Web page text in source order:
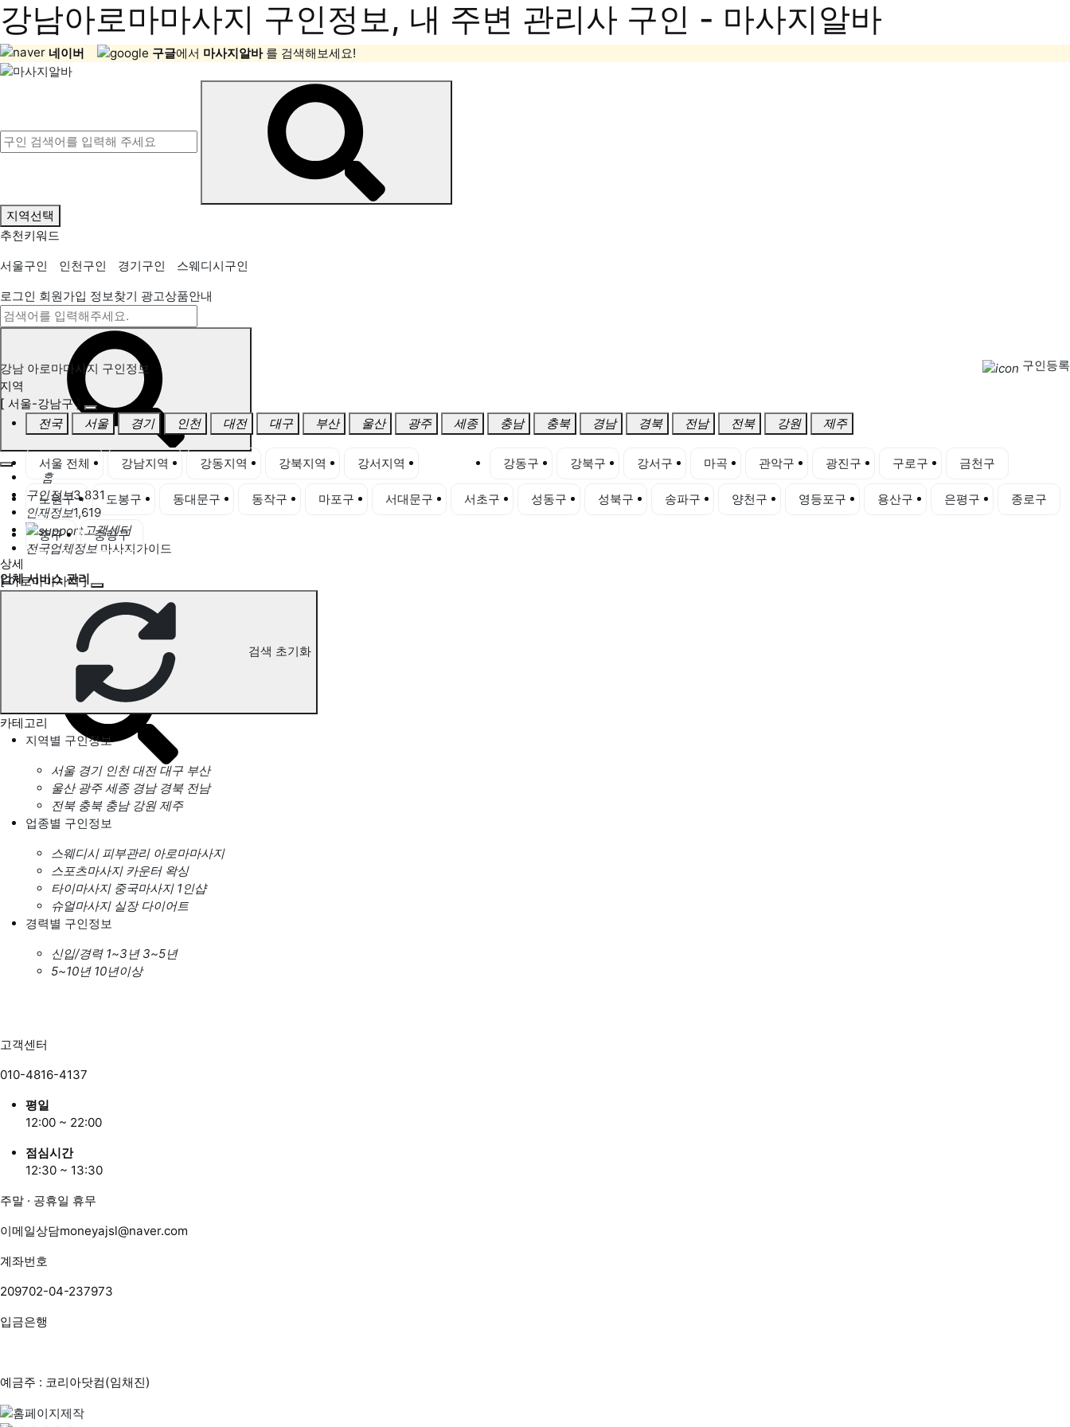
강남아로마마사지 구인정보, 내 주변 관리사 구인 - 마사지알바
네이버 구글에서 마사지알바 를 검색해보세요!
지역선택
추천키워드
서울구인
인천구인 경기구인
스웨디시구인
로그인 회원가입 정보찾기 광고상품안내
홈
구인정보3,831
인재정보1,619
고객센터
전국업체정보 마사지가이드
업체 서비스 관리
개인 서비스 관리
강남 아로마마사지 구인정보
강남 아로마마사지 구인정보
구인등록
지역
[ 서울-강남구 ]
전국
서울 경기 인천 대전 대구 부산 울산 광주 세종 충남 충북 경남 경북 전남 전북 강원 제주
서울 전체 강남지역 강동지역 강북지역 강서지역 강동구 강북구 강서구 마곡 관악구 광진구 구로구 금천구
노원구 도봉구 동대문구 동작구 마포구 서대문구 서초구 성동구 성북구 송파구 양천구 영등포구 용산구 은평구 종로구
중구
중랑구
상세
[ 아로마마사지 ]
검색 초기화
카테고리
지역별 구인정보
서울 경기 인천 대전 대구 부산
울산 광주 세종 경남 경북 전남
전북 충북 충남 강원 제주
업종별 구인정보
스웨디시 피부관리 아로마마사지
스포츠마사지 카운터 왁싱
타이마사지 중국마사지 1인샵
슈얼마사지 실장 다이어트
경력별 구인정보
신입/경력 1~3년 3~5년
5~10년 10년이상
고객센터
010-4816-4137
평일
12:00 ~ 22:00
점심시간
12:30 ~ 13:30
주말 · 공휴일 휴무
이메일상담moneyajsl@naver.com
계좌번호
209702-04-237973
입금은행
예금주 : 코리아닷컴(임채진)